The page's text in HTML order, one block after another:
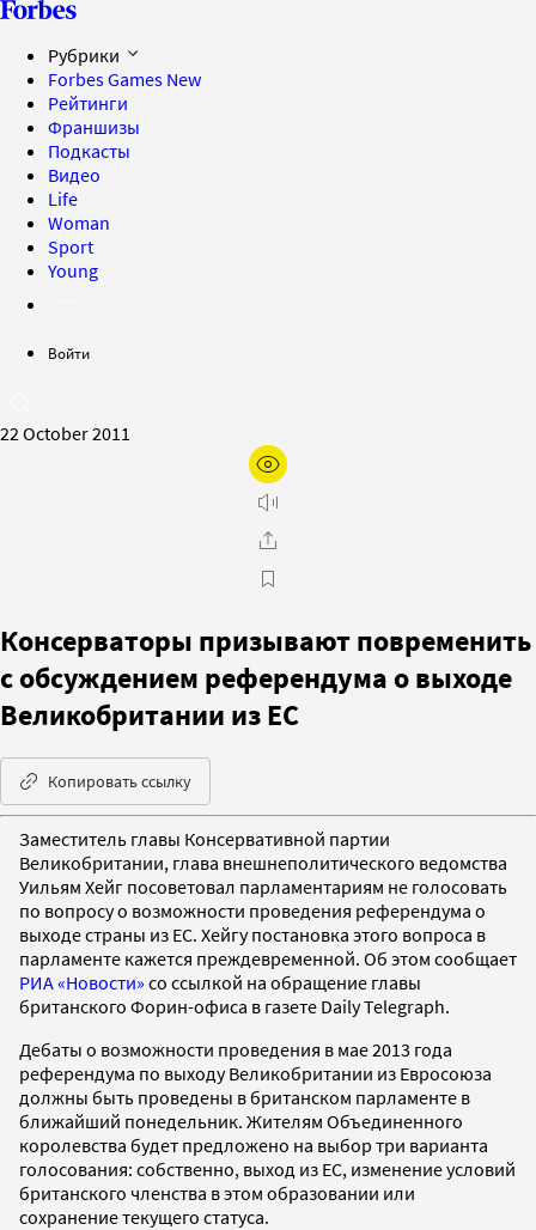
Рубрики
Forbes Games New
Рейтинги
Франшизы
Подкасты
Видео
Life
Woman
Sport
Young
Войти
22 October 2011
Консерваторы призывают повременить
с обсуждением референдума о выходе
Великобритании из ЕС
Копировать ссылку
Заместитель главы Консервативной партии
Великобритании, глава внешнеполитического ведомства
Уильям Хейг посоветовал парламентариям не голосовать
по вопросу о возможности проведения референдума о
выходе страны из ЕС. Хейгу постановка этого вопроса в
парламенте кажется преждевременной. Об этом сообщает
РИА «Новости» со ссылкой на обращение главы
британского Форин-офиса в газете Daily Telegraph.
Дебаты о возможности проведения в мае 2013 года
референдума по выходу Великобритании из Евросоюза
должны быть проведены в британском парламенте в
ближайший понедельник. Жителям Объединенного
королевства будет предложено на выбор три варианта
голосования: собственно, выход из ЕС, изменение условий
британского членства в этом образовании или
сохранение текущего статуса.